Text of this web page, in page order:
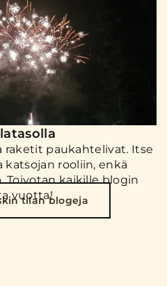
raketit paukahtelivat. Itse
rooliin, enkä
Toivotan kaikille blogin
vuotta!
tilan blogeja